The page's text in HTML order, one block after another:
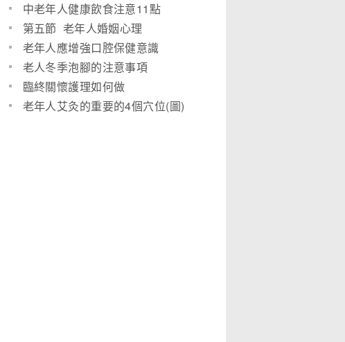
口腔科
中老年人健康飲食注意11點
第五節 老年人婚姻心理
老年人應增強口腔保健意識
老人冬季泡腳的注意事項
臨終關懷護理如何做
老年人艾灸的重要的4個穴位(圖)